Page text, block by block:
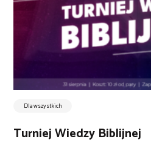
Dla wszystkich
Turniej Wiedzy Biblijnej